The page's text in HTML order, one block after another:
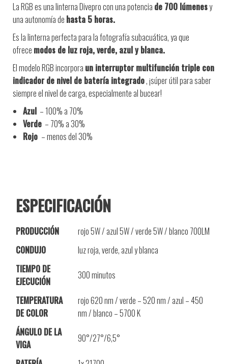
La RGB es una linterna Divepro con una potencia de 700 lúmenesy
una autonomía de hasta 5 horas.
Es la linterna perfecta para la fotografía subacuática, ya que
ofrece modos de luz roja, verde, azul y blanca.
El modelo RGB incorpora un interruptor multifunción triple con
indicador de nivel de batería integrado, ¡súper útil para saber
siempre el nivel de carga, especialmente al bucear!
Azul – 100% a 70%
Verde – 70% a 30%
Rojo – menos del 30%
ESPECIFICACIÓN
PRODUCCIÓN
rojo 5W / azul 5W / verde 5W / blanco 700LM
CONDUJO
luz roja, verde, azul y blanca
TIEMPO DE
EJECUCIÓN
300 minutos
TEMPERATURA
DE COLOR
rojo 620 nm / verde – 520 nm / azul – 450
nm / blanco – 5700 K
ÁNGULO DE LA
VIGA
90°/27°/6,5°